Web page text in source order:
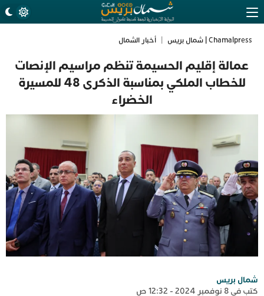
Chamalpress | شمال بريس أخبار الشمال
عمالة إقليم الحسيمة تنظم مراسيم الإنصات
للخطاب الملكي بمناسبة الذكرى 48 للمسيرة
الخضراء
شمال بريس
كتب في 8 نوفمبر 2024 - 12:32 ص